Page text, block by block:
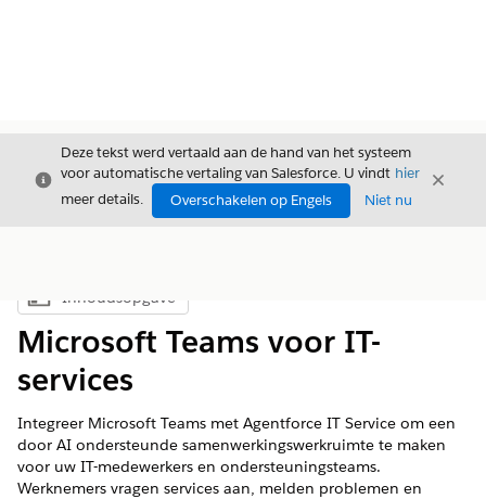
Sluiten
Deze tekst werd vertaald aan de hand van het systeem
voor automatische vertaling van Salesforce. U vindt hier
meer details.
Overschakelen op Engels Niet nu
Sluiten
Inhoudsopgave weergeven
Inhoudsopgave
Microsoft Teams voor IT-
services
Integreer Microsoft Teams met Agentforce IT Service om een
door AI ondersteunde samenwerkingswerkruimte te maken
voor uw IT-medewerkers en ondersteuningsteams.
Werknemers vragen services aan, melden problemen en